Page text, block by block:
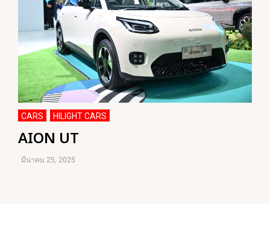
CARS HILIGHT CARS
AION UT
มีนาคม 25, 2025